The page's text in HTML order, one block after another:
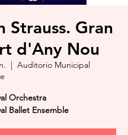
Strauss. Gran
d'Any Nou
  |
Auditorio Municipal
Orchestra
Ballet Ensemble